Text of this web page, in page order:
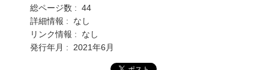
総ページ数 : 44
詳細情報 : なし
リンク情報 : なし
発行年月 : 2021年6月